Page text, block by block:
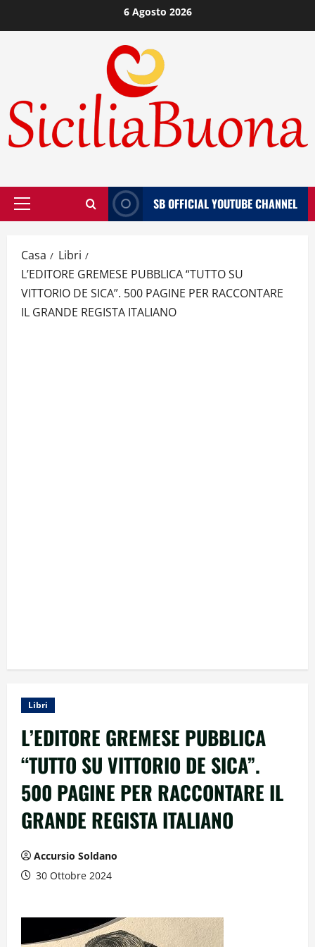
al
6 Agosto 2026
Menù
SB OFFICIAL YOUTUBE CHANNEL
Casa
Libri
L’EDITORE GREMESE PUBBLICA “TUTTO SU
VITTORIO DE SICA”. 500 PAGINE PER RACCONTARE
IL GRANDE REGISTA ITALIANO
Libri
L’EDITORE GREMESE PUBBLICA
“TUTTO SU VITTORIO DE SICA”.
500 PAGINE PER RACCONTARE IL
GRANDE REGISTA ITALIANO
Accursio Soldano
30 Ottobre 2024